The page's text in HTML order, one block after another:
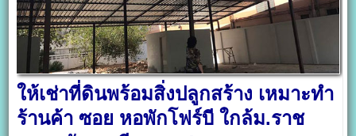
ให้เช่าที่ดินพร้อมสิ่งปลูกสร้าง เหมาะทำ
ร้านค้า ซอย หอพักโฟร์บี ใกล้ม.ราช